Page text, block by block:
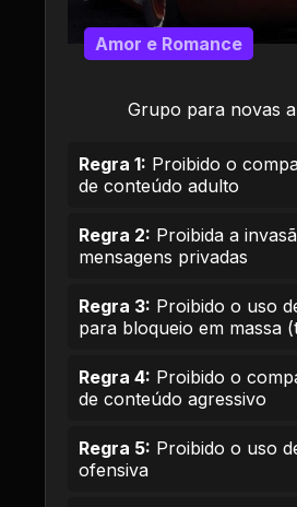
Grupo para novas
Amor e Romance
Regra 1: Proibido o
de conteúdo adulto
Regra 2: Proibida a
mensagens privadas
Regra 3: Proibido o uso
para bloqueio em massa
Regra 4: Proibido o
de conteúdo agressivo
Regra 5: Proibido o uso
ofensiva